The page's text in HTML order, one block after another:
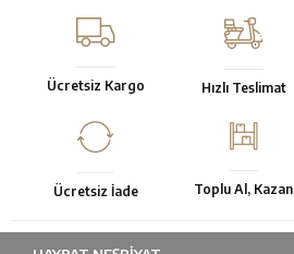
Ücretsiz Kargo Hızlı Teslimat
Ücretsiz İade Toplu Al, Kazan